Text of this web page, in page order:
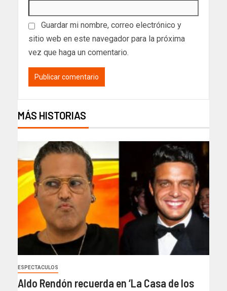
Guardar mi nombre, correo electrónico y
sitio web en este navegador para la próxima
vez que haga un comentario.
MÁS HISTORIAS
ESPECTACULOS
Aldo Rendón recuerda en ‘La Casa de los